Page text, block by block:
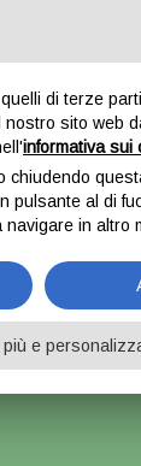
5.08 Al 31.08
La
di terze
nostro sito web
informativa sui
chiudendo
pulsante al di
navigare in altro
più e